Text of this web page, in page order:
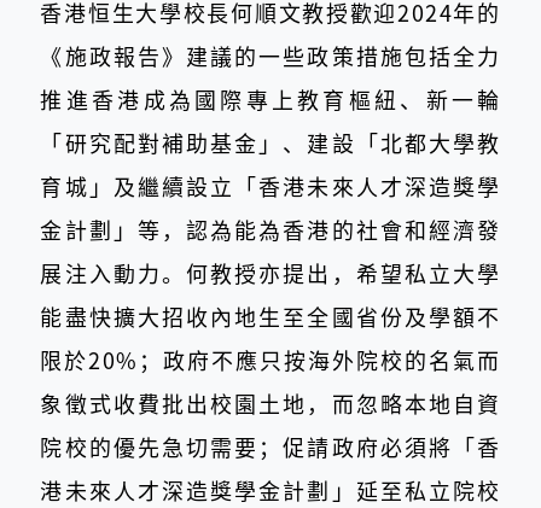
香港恒生大學校長何順文教授歡迎2024年的
《施政報告》建議的一些政策措施包括全力
推進香港成為國際專上教育樞紐、新一輪
「研究配對補助基金」、建設「北都大學教
育城」及繼續設立「香港未來人才深造獎學
金計劃」等，認為能為香港的社會和經濟發
展注入動力。何教授亦提出，希望私立大學
能盡快擴大招收內地生至全國省份及學額不
限於20%；政府不應只按海外院校的名氣而
象徵式收費批出校園土地，而忽略本地自資
院校的優先急切需要；促請政府必須將「香
港未來人才深造獎學金計劃」延至私立院校